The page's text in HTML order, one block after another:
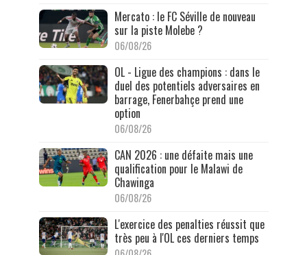
Mercato : le FC Séville de nouveau
sur la piste Molebe ?
06/08/26
OL - Ligue des champions : dans le
duel des potentiels adversaires en
barrage, Fenerbahçe prend une
option
06/08/26
CAN 2026 : une défaite mais une
qualification pour le Malawi de
Chawinga
06/08/26
L'exercice des penalties réussit que
très peu à l'OL ces derniers temps